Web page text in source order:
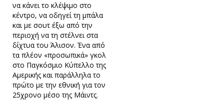
να κάνει το κλέψιμο στο
κέντρο, να οδηγεί τη μπάλα
και με σουτ έξω από την
περιοχή να τη στέλνει στα
δίχτυα του Άλισον. Ένα από
τα πλέον «προσωπικά» γκολ
στο Παγκόσμιο Κύπελλο της
Αμερικής και παράλληλα το
πρώτο με την εθνική για τον
25χρονο μέσο της Μάιντς.